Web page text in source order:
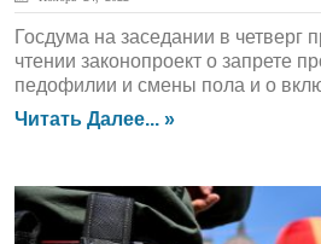
Госдума на заседании в четверг
чтении законопроект о запрете
педофилии и смены пола и о
Читать Далее... »
ЛЕНТА НОВОСТЕЙ